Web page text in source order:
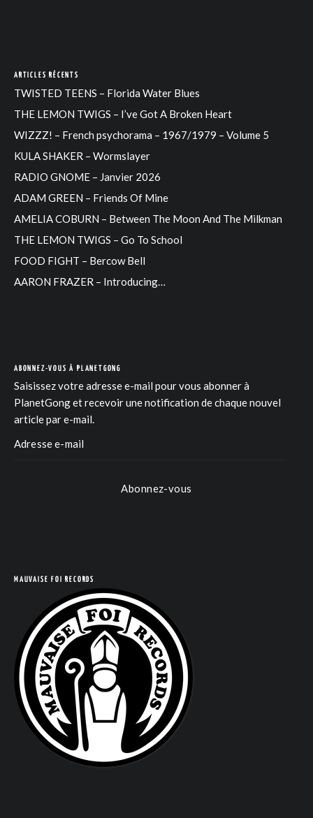
ARTICLES RÉCENTS
TWISTED TEENS – Florida Water Blues
THE LEMON TWIGS – I’ve Got A Broken Heart
WIZZZ! – French psychorama – 1967/1979 – Volume 5
KULA SHAKER – Wormslayer
RADIO GNOME – Janvier 2026
ADAM GREEN – Friends Of Mine
AMELIA COBURN – Between The Moon And The Milkman
THE LEMON TWIGS – Go To School
FOOD FIGHT – Bercow Bell
AARON FRAZER – Introducing…
ABONNEZ-VOUS À PLANETGONG
Saisissez votre adresse e-mail pour vous abonner à
PlanetGong et recevoir une notification de chaque nouvel
article par e-mail.
Abonnez-vous
MAUVAISE FOI RECORDS